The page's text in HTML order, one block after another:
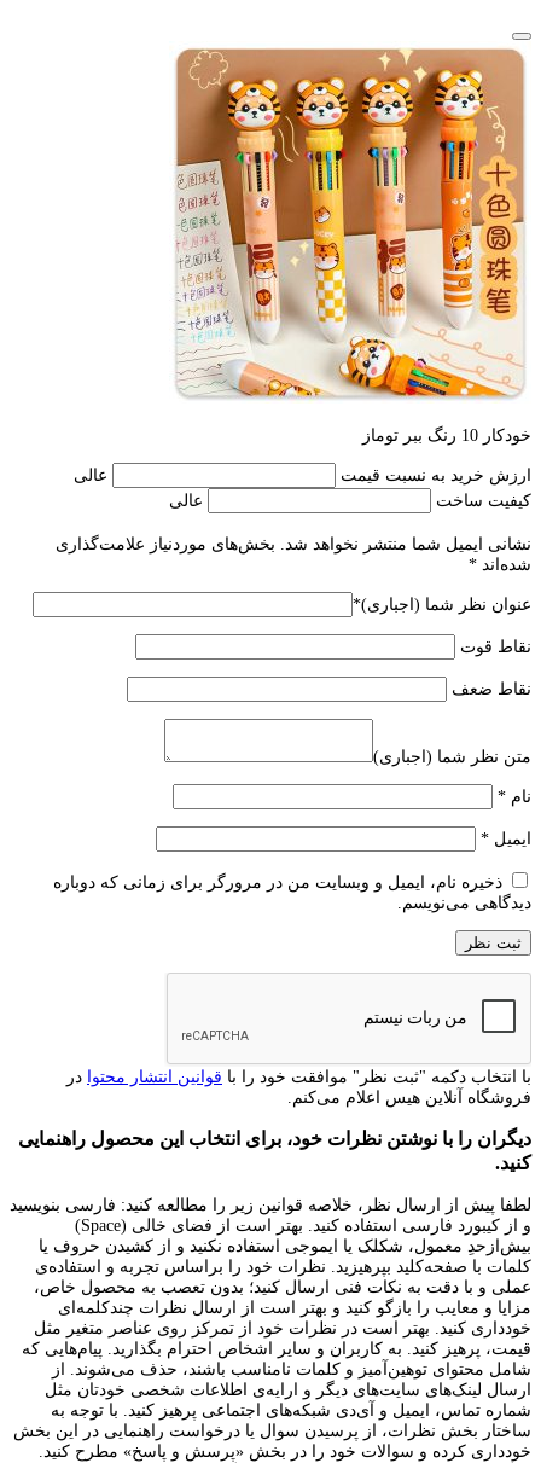
خودکار 10 رنگ ببر توماز
ارزش خرید به نسبت قیمت
عالی
کیفیت ساخت
عالی
نشانی ایمیل شما منتشر نخواهد شد.
بخش‌های موردنیاز علامت‌گذاری
شده‌اند *
عنوان نظر شما (اجباری)*
نقاط قوت
نقاط ضعف
متن نظر شما (اجباری)
نام *
ایمیل *
ذخیره نام، ایمیل و وبسایت من در مرورگر برای زمانی که دوباره
دیدگاهی می‌نویسم.
با انتخاب دکمه "ثبت نظر" موافقت خود را با قوانین انتشار محتوا در
فروشگاه آنلاین هیس اعلام می‌کنم.
دیگران را با نوشتن نظرات خود، برای انتخاب این محصول راهنمایی
کنید.
لطفا پیش از ارسال نظر، خلاصه قوانین زیر را مطالعه کنید: فارسی بنویسید
و از کیبورد فارسی استفاده کنید. بهتر است از فضای خالی (Space)
بیش‌از‌حدِ معمول، شکلک یا ایموجی استفاده نکنید و از کشیدن حروف یا
کلمات با صفحه‌کلید بپرهیزید. نظرات خود را براساس تجربه و استفاده‌ی
عملی و با دقت به نکات فنی ارسال کنید؛ بدون تعصب به محصول خاص،
مزایا و معایب را بازگو کنید و بهتر است از ارسال نظرات چندکلمه‌‌ای
خودداری کنید. بهتر است در نظرات خود از تمرکز روی عناصر متغیر مثل
قیمت، پرهیز کنید. به کاربران و سایر اشخاص احترام بگذارید. پیام‌هایی که
شامل محتوای توهین‌آمیز و کلمات نامناسب باشند، حذف می‌شوند. از
ارسال لینک‌های سایت‌های دیگر و ارایه‌ی اطلاعات شخصی خودتان مثل
شماره تماس، ایمیل و آی‌دی شبکه‌های اجتماعی پرهیز کنید. با توجه به
ساختار بخش نظرات، از پرسیدن سوال یا درخواست راهنمایی در این بخش
خودداری کرده و سوالات خود را در بخش «پرسش و پاسخ» مطرح کنید.